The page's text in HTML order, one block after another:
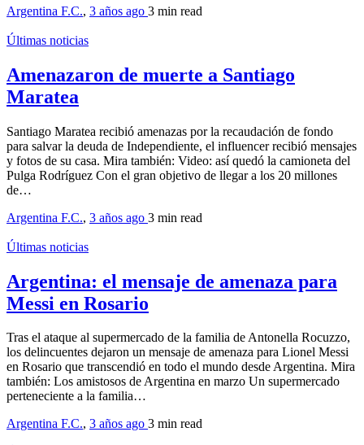
Argentina F.C., 3 años ago 3 min read
Últimas noticias
Amenazaron de muerte a Santiago
Maratea
Santiago Maratea recibió amenazas por la recaudación de fondo
para salvar la deuda de Independiente, el influencer recibió mensajes
y fotos de su casa. Mira también: Video: así quedó la camioneta del
Pulga Rodríguez Con el gran objetivo de llegar a los 20 millones
de…
Argentina F.C., 3 años ago 3 min read
Últimas noticias
Argentina: el mensaje de amenaza para
Messi en Rosario
Tras el ataque al supermercado de la familia de Antonella Rocuzzo,
los delincuentes dejaron un mensaje de amenaza para Lionel Messi
en Rosario que transcendió en todo el mundo desde Argentina. Mira
también: Los amistosos de Argentina en marzo Un supermercado
perteneciente a la familia…
Argentina F.C., 3 años ago 3 min read